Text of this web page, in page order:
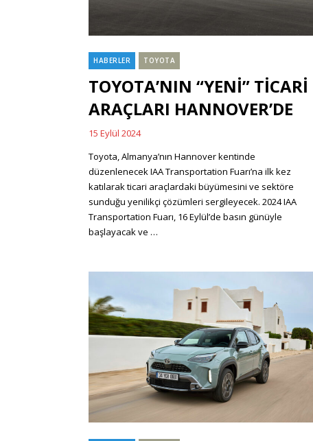
Categories
HABERLER TOYOTA
TOYOTA’NIN “YENİ” TİCARİ
ARAÇLARI HANNOVER’DE
Posted
on
15 Eylül 2024
Toyota, Almanya’nın Hannover kentinde
düzenlenecek IAA Transportation Fuarı’na ilk kez
katılarak ticari araçlardaki büyümesini ve sektöre
sunduğu yenilikçi çözümleri sergileyecek. 2024 IAA
Transportation Fuarı, 16 Eylül’de basın günüyle
başlayacak ve …